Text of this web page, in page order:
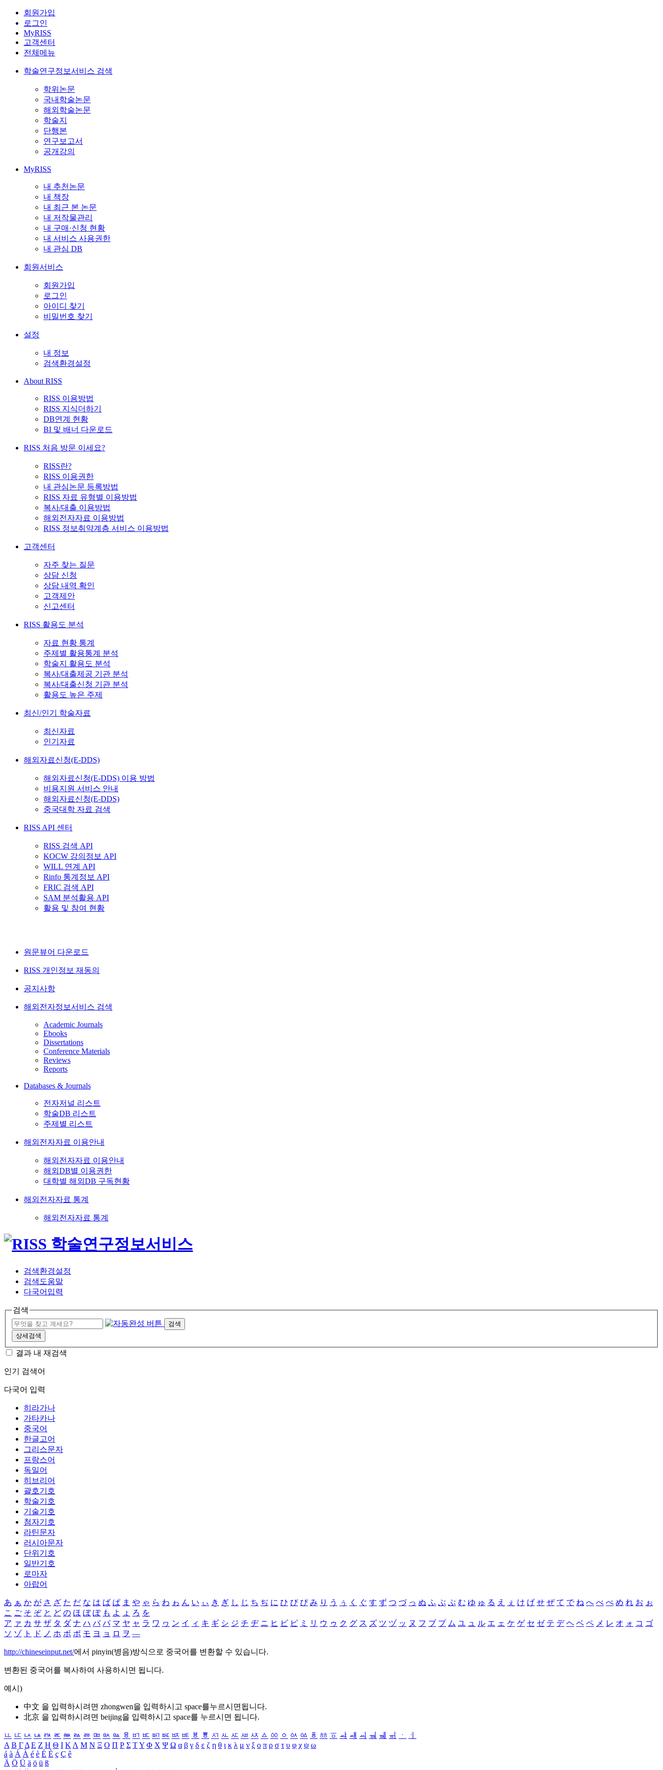
회원가입
로그인
MyRISS
고객센터
전체메뉴
학술연구정보서비스 검색
학위논문
국내학술논문
해외학술논문
학술지
단행본
연구보고서
공개강의
MyRISS
내 추천논문
내 책장
내 최근 본 논문
내 저작물관리
내 구매·신청 현황
내 서비스 사용권한
내 관심 DB
회원서비스
회원가입
로그인
아이디 찾기
비밀번호 찾기
설정
내 정보
검색환경설정
About RISS
RISS 이용방법
RISS 지식더하기
DB연계 현황
BI 및 배너 다운로드
RISS 처음 방문 이세요?
RISS란?
RISS 이용권한
내 관심논문 등록방법
RISS 자료 유형별 이용방법
복사/대출 이용방법
해외전자자료 이용방법
RISS 정보취약계층 서비스 이용방법
고객센터
자주 찾는 질문
상담 신청
상담 내역 확인
고객제안
신고센터
RISS 활용도 분석
자료 현황 통계
주제별 활용통계 분석
학술지 활용도 분석
복사/대출제공 기관 분석
복사/대출신청 기관 분석
활용도 높은 주제
최신/인기 학술자료
최신자료
인기자료
해외자료신청(E-DDS)
해외자료신청(E-DDS) 이용 방법
비용지원 서비스 안내
해외자료신청(E-DDS)
중국대학 자료 검색
RISS API 센터
RISS 검색 API
KOCW 강의정보 API
WILL 연계 API
Rinfo 통계정보 API
FRIC 검색 API
SAM 분석활용 API
활용 및 참여 현황
원문뷰어 다운로드
RISS 개인정보 재동의
공지사항
해외전자정보서비스 검색
Academic Journals
Ebooks
Dissertations
Conference Materials
Reviews
Reports
Databases & Journals
전자저널 리스트
학술DB 리스트
주제별 리스트
해외전자자료 이용안내
해외전자자료 이용안내
해외DB별 이용권한
대학별 해외DB 구독현황
해외전자자료 통계
해외전자자료 통계
검색환경설정
검색도움말
다국어입력
검색
검색
상세검색
결과 내 재검색
인기 검색어
다국어 입력
히라가나
가타카나
중국어
한글고어
그리스문자
프랑스어
독일어
히브리어
괄호기호
학술기호
기술기호
첨자기호
라틴문자
러시아문자
단위기호
일반기호
로마자
아랍어
あ ぁ か が さ ざ た だ な は ば ぱ ま や ゃ ら わ ゎ ん い ぃ き ぎ し じ ち ぢ に ひ び ぴ み り う ぅ く ぐ す ず つ づ っ ぬ ふ ぶ ぷ む ゆ ゅ る え ぇ け げ せ ぜ て で ね へ べ ぺ め れ お ぉ
こ ご そ ぞ と ど の ほ ぼ ぽ も よ ょ ろ を
ア ァ カ サ ザ タ ダ ナ ハ バ パ マ ヤ ャ ラ ワ ヮ ン イ ィ キ ギ シ ジ チ ヂ ニ ヒ ビ ピ ミ リ ウ ゥ ク グ ス ズ ツ ヅ ッ ヌ フ ブ プ ム ユ ュ ル エ ェ ケ ゲ セ ゼ テ デ ヘ ベ ペ メ レ オ ォ コ ゴ
ソ ゾ ト ド ノ ホ ボ ポ モ ヨ ョ ロ ヲ ―
http://chineseinput.net/에서 pinyin(병음)방식으로 중국어를 변환할 수 있습니다.
변환된 중국어를 복사하여 사용하시면 됩니다.
예시)
中文 을 입력하시려면 zhongwen을 입력하시고 space를누르시면됩니다.
北京 을 입력하시려면 beijing을 입력하시고 space를 누르시면 됩니다.
ㅥ ㅦ ㅧ ㅨ ㅩ ㅪ ㅫ ㅬ ㅭ ㅮ ㅯ ㅰ ㅱ ㅲ ㅳ ㅴ ㅵ ㅶ ㅷ ㅸ ㅹ ㅺ ㅻ ㅼ ㅽ ㅾ ㅿ ㆀ ㆁ ㆂ ㆃ ㆄ ㆅ ㆆ ㆇ ㆈ ㆉ ㆊ ㆋ ㆌ ㆍ
ㆎ
Α Β ΓΔ Ε Ζ Η Θ Ι ΚΛ Μ Ν Ξ Ο Π Ρ Σ ΤΥ Φ Χ Ψ Ω α β γ δ ε ζ η θ ι κ λ μ ν ξ ο π ρ σ τ υ φ χ ψ ω
á à Á À é è É È ç Ç ê
Ä Ö Ü ä ö ü ß